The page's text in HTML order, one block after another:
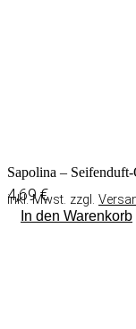
Sapolina –
4,69€
inkl. Mwst. zzgl.
In den Warenkorb